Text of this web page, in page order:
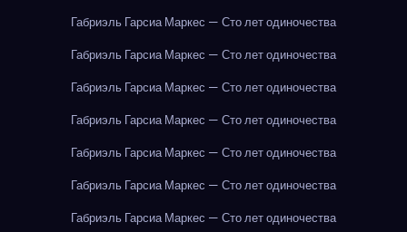
Габриэль Гарсиа Маркес — Сто лет одиночества
Габриэль Гарсиа Маркес — Сто лет одиночества
Габриэль Гарсиа Маркес — Сто лет одиночества
Габриэль Гарсиа Маркес — Сто лет одиночества
Габриэль Гарсиа Маркес — Сто лет одиночества
Габриэль Гарсиа Маркес — Сто лет одиночества
Габриэль Гарсиа Маркес — Сто лет одиночества